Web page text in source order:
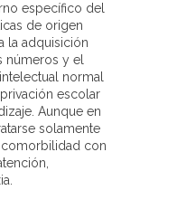
específico del
de origen
la adquisición
y el
normal
escolar
Aunque en
solamente
con